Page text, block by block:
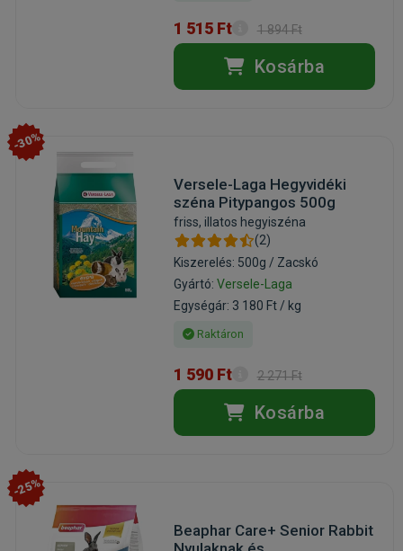
1 515 Ft 1 894 Ft
Kosárba
-30%
Versele-Laga Hegyvidéki
széna Pitypangos 500g
friss, illatos hegyiszéna
(2)
Kiszerelés: 500g / Zacskó
Gyártó: Versele-Laga
Egységár: 3 180 Ft / kg
Raktáron
1 590 Ft 2 271 Ft
Kosárba
-25%
Beaphar Care+ Senior Rabbit